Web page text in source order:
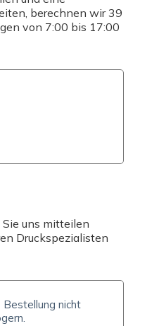
berechnen wir 39
von 7:00 bis 17:00
uns mitteilen
Druckspezialisten